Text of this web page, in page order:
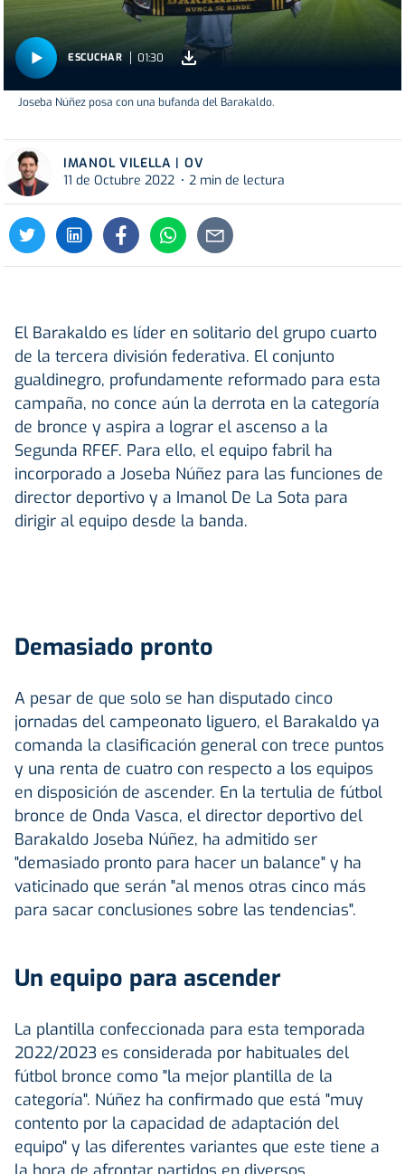
ESCUCHAR 01:30
Joseba Núñez posa con una bufanda del Barakaldo.
IMANOL VILELLA | OV
11 de Octubre 2022
2 min de lectura
El Barakaldo es líder en solitario del grupo cuarto
de la tercera división federativa. El conjunto
gualdinegro, profundamente reformado para esta
campaña, no conce aún la derrota en la categoría
de bronce y aspira a lograr el ascenso a la
Segunda RFEF. Para ello, el equipo fabril ha
incorporado a Joseba Núñez para las funciones de
director deportivo y a Imanol De La Sota para
dirigir al equipo desde la banda.
Demasiado pronto
A pesar de que solo se han disputado cinco
jornadas del campeonato liguero, el Barakaldo ya
comanda la clasificación general con trece puntos
y una renta de cuatro con respecto a los equipos
en disposición de ascender. En la tertulia de fútbol
bronce de Onda Vasca, el director deportivo del
Barakaldo Joseba Núñez, ha admitido ser
"demasiado pronto para hacer un balance" y ha
vaticinado que serán "al menos otras cinco más
para sacar conclusiones sobre las tendencias".
Un equipo para ascender
La plantilla confeccionada para esta temporada
2022/2023 es considerada por habituales del
fútbol bronce como "la mejor plantilla de la
categoría". Núñez ha confirmado que está "muy
contento por la capacidad de adaptación del
equipo" y las diferentes variantes que este tiene a